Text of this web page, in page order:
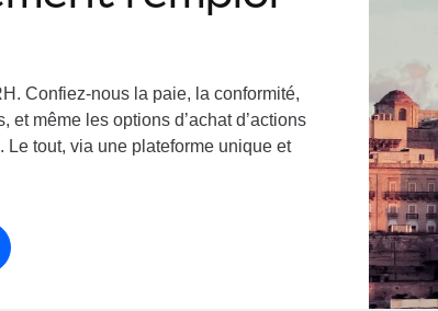
Confiez-nous la paie, la conformité,
et même les options d’achat d’actions
Le tout, via une plateforme unique et